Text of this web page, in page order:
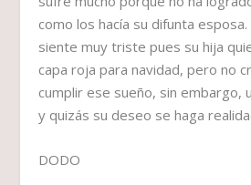
como los hacía su difunta
siente muy triste pues su hija
capa roja para navidad, pero no
cumplir ese sueño, sin embargo,
y quizás su deseo se haga
DODO